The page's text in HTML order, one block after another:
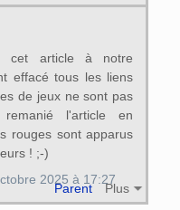
cet article à notre
effacé tous les liens
de jeux ne sont pas
l'article en
rouges sont apparus
! ;-)
Parent Plus
2025 à 17:27